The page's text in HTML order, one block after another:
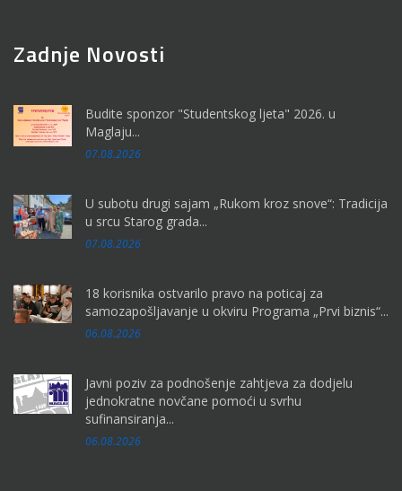
Zadnje Novosti
Budite sponzor "Studentskog ljeta" 2026. u
Maglaju...
07.08.2026
U subotu drugi sajam „Rukom kroz snove“: Tradicija
u srcu Starog grada...
07.08.2026
18 korisnika ostvarilo pravo na poticaj za
samozapošljavanje u okviru Programa „Prvi biznis“...
06.08.2026
Javni poziv za podnošenje zahtjeva za dodjelu
jednokratne novčane pomoći u svrhu
sufinansiranja...
06.08.2026